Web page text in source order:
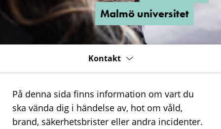
Malmö universitet
Kontakt
På denna sida finns information om vart du
ska vända dig i händelse av, hot om våld,
brand, säkerhetsbrister eller andra incidenter.